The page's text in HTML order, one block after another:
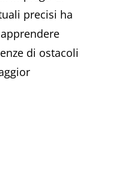
precisi ha
di ostacoli